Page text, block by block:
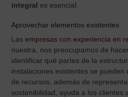
integral es esencial.
Aprovechar elementos existentes
Lasempresas con experiencia en
nuestra, nos preocupamos de
identificar qué partes de la
instalaciones existentes se pueden
de recursos, además de
sostenibilidad, ayuda a los clientes